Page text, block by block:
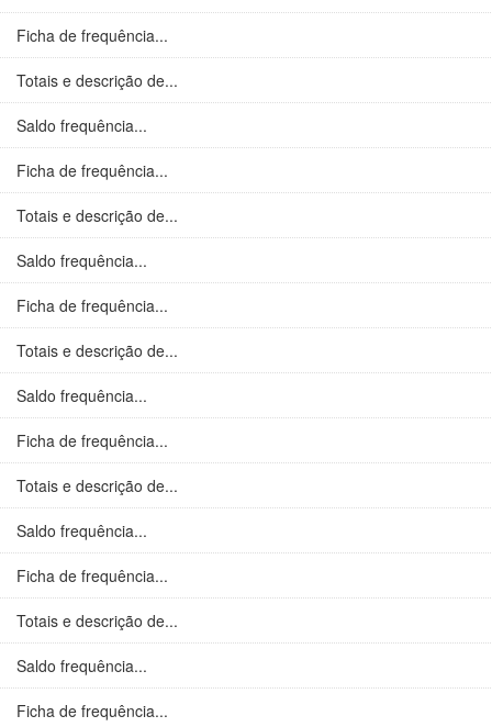
Ficha de frequência...
Totais e descrição de...
Saldo frequência...
Ficha de frequência...
Totais e descrição de...
Saldo frequência...
Ficha de frequência...
Totais e descrição de...
Saldo frequência...
Ficha de frequência...
Totais e descrição de...
Saldo frequência...
Ficha de frequência...
Totais e descrição de...
Saldo frequência...
Ficha de frequência...